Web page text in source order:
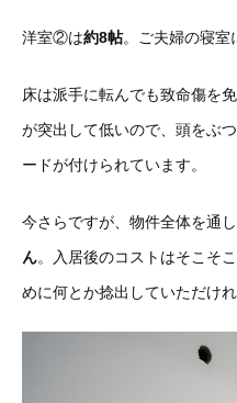
洋室②は約8帖。ご夫婦の寝室
床は派手に転んでも致命傷を
が突出して低いので、頭をぶ
ードが付けられています。
今さらですが、物件全体を通
ん。入居後のコストはそこそ
めに何とか捻出していただけれ